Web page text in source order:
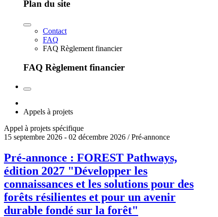
Plan du site
Contact
FAQ
FAQ Règlement financier
FAQ Règlement financier
Appels à projets
Appel à projets spécifique
15 septembre 2026 - 02 décembre 2026 / Pré-annonce
Pré-annonce : FOREST Pathways,
édition 2027 "Développer les
connaissances et les solutions pour des
forêts résilientes et pour un avenir
durable fondé sur la forêt"